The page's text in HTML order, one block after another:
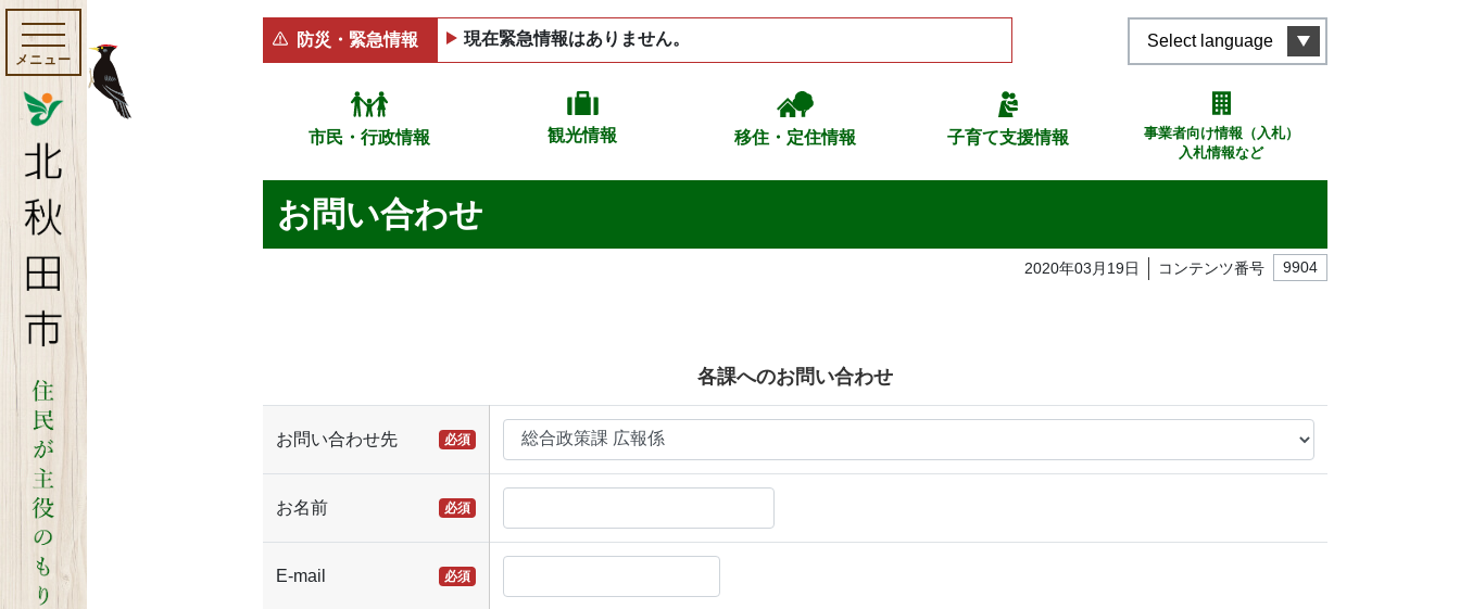
メニュー
防災・緊急情報 現在緊急情報はありません。 Select language
市民・行政情報 観光情報 移住・定住情報 子育て支援情報
事業者向け情報（入札）
入札情報など
お問い合わせ
2020年03月19日 コンテンツ番号 9904
各課へのお問い合わせ
お問い合わせ先 必須
お名前 必須
E-mail 必須